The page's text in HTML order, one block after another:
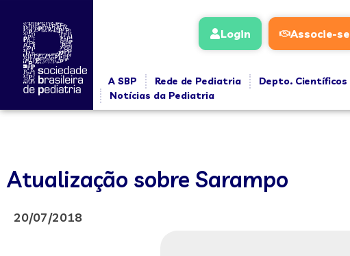
Login Associe-se
A SBP Rede de Pediatria Depto. Científicos
Notícias da Pediatria
Atualização sobre Sarampo
20/07/2018